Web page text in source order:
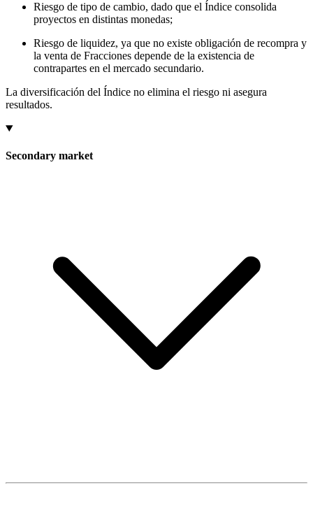
Riesgo de tipo de cambio, dado que el Índice consolida
proyectos en distintas monedas;
Riesgo de liquidez, ya que no existe obligación de recompra y
la venta de Fracciones depende de la existencia de
contrapartes en el mercado secundario.
La diversificación del Índice no elimina el riesgo ni asegura
resultados.
Secondary market